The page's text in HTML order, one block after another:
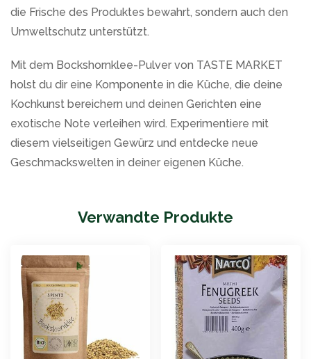
die Frische des Produktes bewahrt, sondern auch den
Umweltschutz unterstützt.
Mit dem Bockshornklee-Pulver von TASTE MARKET
holst du dir eine Komponente in die Küche, die deine
Kochkunst bereichern und deinen Gerichten eine
exotische Note verleihen wird. Experimentiere mit
diesem vielseitigen Gewürz und entdecke neue
Geschmackswelten in deiner eigenen Küche.
Verwandte Produkte